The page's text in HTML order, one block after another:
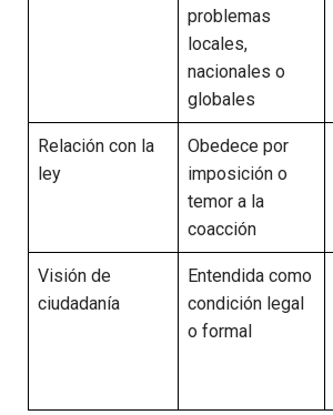
problemas
locales,
nacionales o
globales
Relación con la
ley
Obedece por
imposición o
temor a la
coacción
Visión de
ciudadanía
Entendida como
condición legal
o formal